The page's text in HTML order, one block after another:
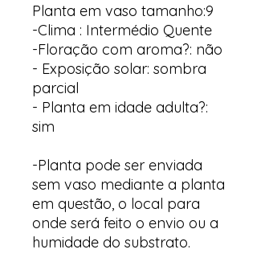
Planta em vaso tamanho:9
-Clima : Intermédio Quente
-Floração com aroma?: não
- Exposição solar: sombra
parcial
- Planta em idade adulta?:
sim
-Planta pode ser enviada
sem vaso mediante a planta
em questão, o local para
onde será feito o envio ou a
humidade do substrato.